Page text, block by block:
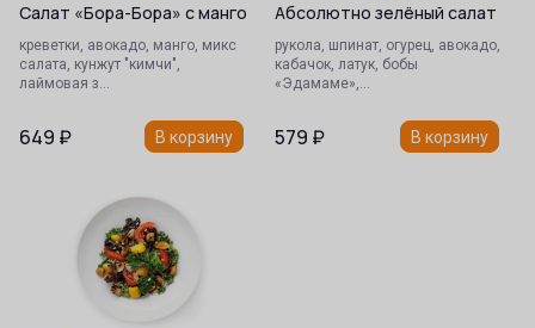
Салат «Бора-Бора» с манго
креветки, авокадо, манго, микс
салата, кунжут "кимчи",
лаймовая з…
649 ₽ В корзину
Абсолютно зелёный салат
рукола, шпинат, огурец, авокадо,
кабачок, латук, бобы
«Эдамаме»,…
579 ₽ В корзину